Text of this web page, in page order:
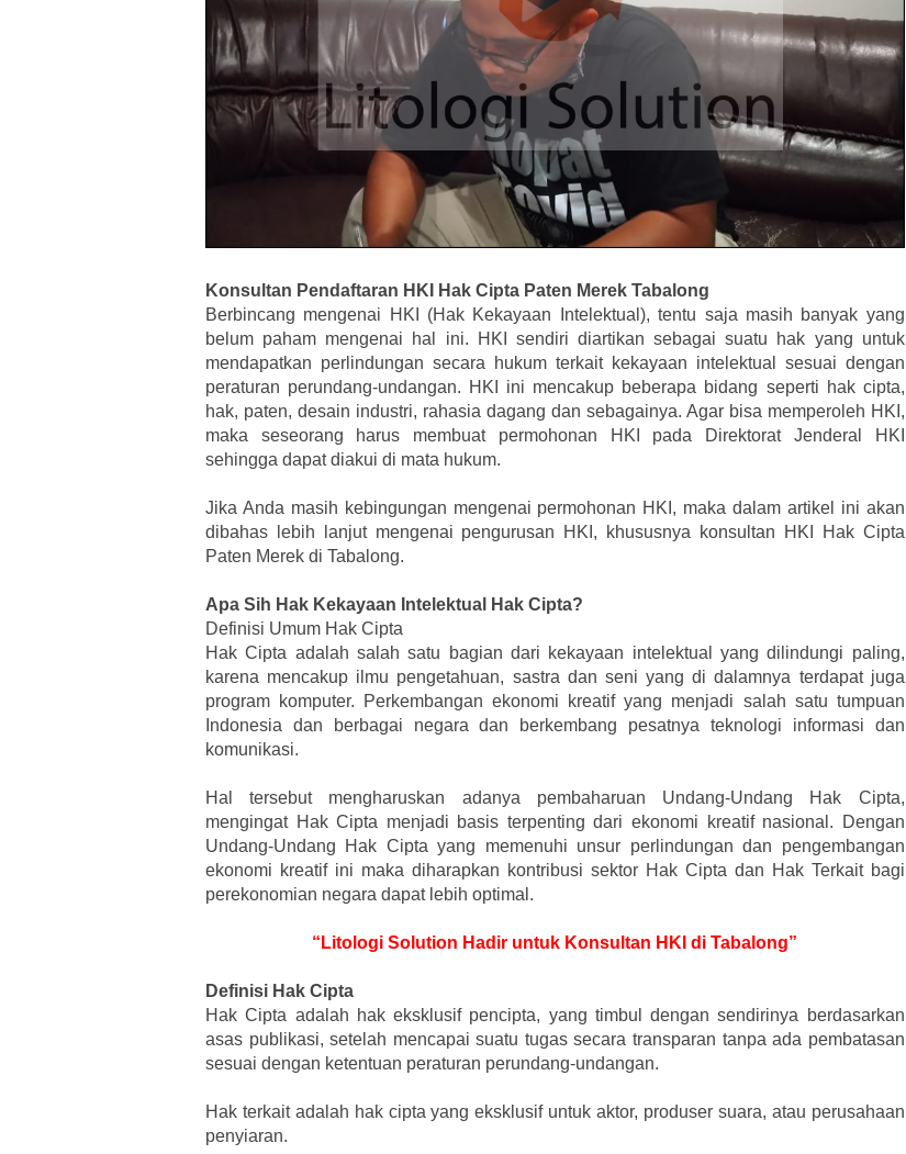
Konsultan Pendaftaran HKI Hak Cipta Paten Merek Tabalong
Berbincang mengenai HKI (Hak Kekayaan Intelektual), tentu saja masih banyak yang
belum paham mengenai hal ini. HKI sendiri diartikan sebagai suatu hak yang untuk
mendapatkan perlindungan secara hukum terkait kekayaan intelektual sesuai dengan
peraturan perundang-undangan. HKI ini mencakup beberapa bidang seperti hak cipta,
hak, paten, desain industri, rahasia dagang dan sebagainya. Agar bisa memperoleh HKI,
maka seseorang harus membuat permohonan HKI pada Direktorat Jenderal HKI
sehingga dapat diakui di mata hukum.
Jika Anda masih kebingungan mengenai permohonan HKI, maka dalam artikel ini akan
dibahas lebih lanjut mengenai pengurusan HKI, khususnya konsultan HKI Hak Cipta
Paten Merek di Tabalong.
Apa Sih Hak Kekayaan Intelektual Hak Cipta?
Definisi Umum Hak Cipta
Hak Cipta adalah salah satu bagian dari kekayaan intelektual yang dilindungi paling,
karena mencakup ilmu pengetahuan, sastra dan seni yang di dalamnya terdapat juga
program komputer. Perkembangan ekonomi kreatif yang menjadi salah satu tumpuan
Indonesia dan berbagai negara dan berkembang pesatnya teknologi informasi dan
komunikasi.
Hal tersebut mengharuskan adanya pembaharuan Undang-Undang Hak Cipta,
mengingat Hak Cipta menjadi basis terpenting dari ekonomi kreatif nasional. Dengan
Undang-Undang Hak Cipta yang memenuhi unsur perlindungan dan pengembangan
ekonomi kreatif ini maka diharapkan kontribusi sektor Hak Cipta dan Hak Terkait bagi
perekonomian negara dapat lebih optimal.
“Litologi Solution Hadir untuk Konsultan HKI di Tabalong”
Definisi Hak Cipta
Hak Cipta adalah hak eksklusif pencipta, yang timbul dengan sendirinya berdasarkan
asas publikasi, setelah mencapai suatu tugas secara transparan tanpa ada pembatasan
sesuai dengan ketentuan peraturan perundang-undangan.
Hak terkait adalah hak cipta yang eksklusif untuk aktor, produser suara, atau perusahaan
penyiaran.